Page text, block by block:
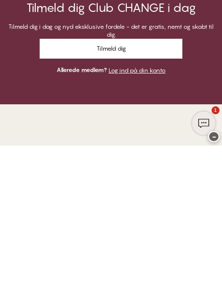
Tilmeld dig Club CHANGE i dag
Tilmeld dig i dag og nyd eksklusive fordele - det er gratis, nemt og skabt til
dig.
Tilmeld dig
Allerede medlem? Log ind på din konto
1
−